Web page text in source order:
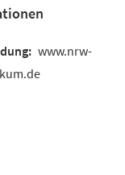
www.nrw-